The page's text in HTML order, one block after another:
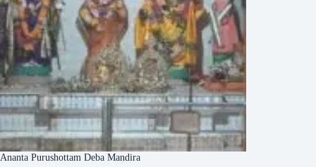
Ananta Purushottam Deba Mandira